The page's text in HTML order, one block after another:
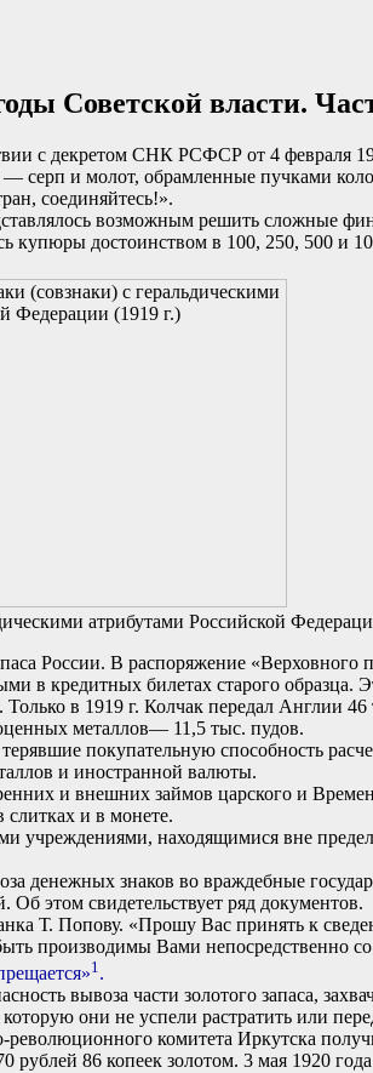
Советской власти.
с декретом СНК РСФСР от 4 февраля
и молот, обрамленные пучками
соединяйтесь!».
возможным решить сложные
достоинством в 100, 250, 500 и
атрибутами Российской
России. В распоряжение «Верховного
кредитных билетах старого образца.
Только в 1919 г. Колчак передал
металлов— 11,5 тыс. пудов.
покупательную способность
и иностранной валюты.
и внешних займов царского и
и в монете.
учреждениями, находящимися вне
денежных знаков во враждебные
этом свидетельствует ряд документов.
Т. Попову. «Прошу Вас принять к
производимы Вами непосредственно
1 .
вывоза части золотого запаса,
они не успели растратить или
комитета Иркутска
86 копеек золотом. 3 мая 1920